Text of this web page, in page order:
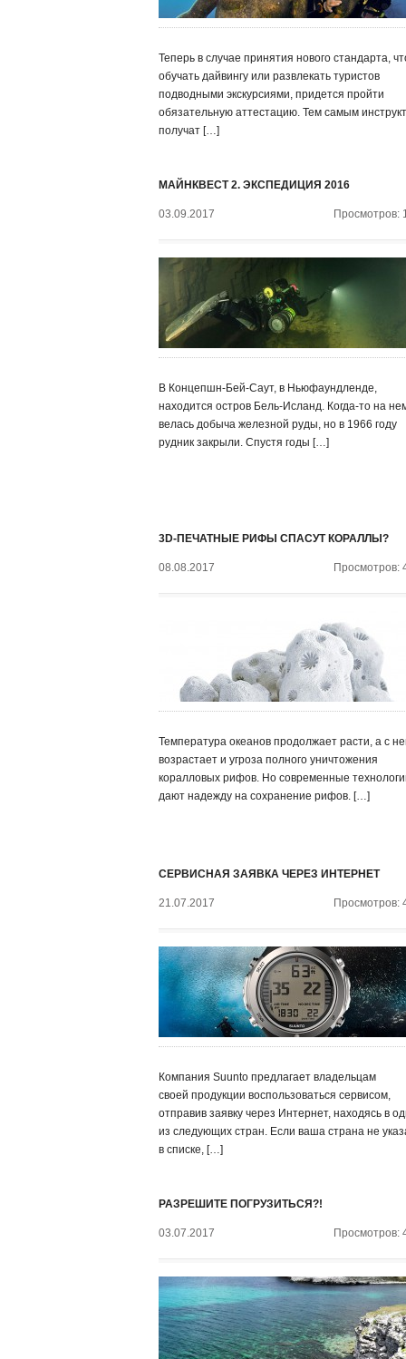
Теперь в случае принятия нового стандарта,
обучать дайвингу или развлекать туристов
подводными экскурсиями, придется пройти
обязательную аттестацию. Тем самым
получат […]
МАЙНКВЕСТ 2. ЭКСПЕДИЦИЯ 2016
03.09.2017 Просмотров:
В Концепшн-Бей-Саут, в Ньюфаундленде,
находится остров Бель-Исланд. Когда-то на
велась добыча железной руды, но в 1966 году
рудник закрыли. Спустя годы […]
3D-ПЕЧАТНЫЕ РИФЫ СПАСУТ КОРАЛЛЫ?
08.08.2017 Просмотров:
Температура океанов продолжает расти, а с
возрастает и угроза полного уничтожения
коралловых рифов. Но современные
дают надежду на сохранение рифов. […]
СЕРВИСНАЯ ЗАЯВКА ЧЕРЕЗ ИНТЕРНЕТ
21.07.2017 Просмотров:
Компания Suunto предлагает владельцам
своей продукции воспользоваться сервисом,
отправив заявку через Интернет, находясь в
из следующих стран. Если ваша страна не
в списке, […]
РАЗРЕШИТЕ ПОГРУЗИТЬСЯ?!
03.07.2017 Просмотров: